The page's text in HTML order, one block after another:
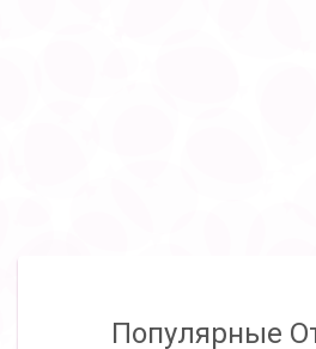
Популярные